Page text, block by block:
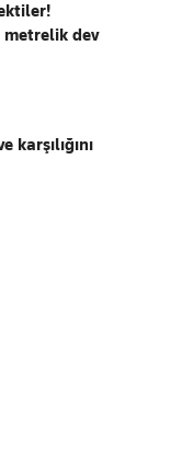
metrelik dev